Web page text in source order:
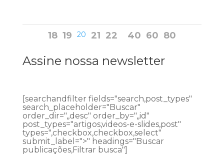
18 19 20 21 22 40 60 80
Assine nossa newsletter
[searchandfilter fields="search,post_types"
search_placeholder="Buscar"
order_dir=",,desc" order_by=",,id"
post_types="artigos,videos-e-slides,post"
types=",checkbox,checkbox,select"
submit_label=">" headings="Buscar
publicações,Filtrar busca"]